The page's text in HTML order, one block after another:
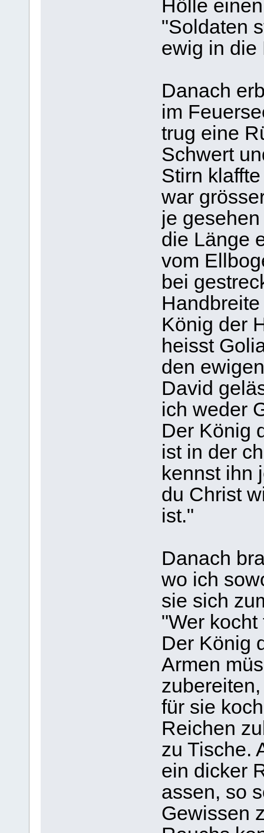
Hölle
"Soldaten
ewig in die
Danach
im
trug eine
Schwert
Stirn
war
je
die Länge
vom
bei
König der
heisst
den
David
ich weder
Der König
ist in der
kennst ihn
du Christ
ist."
Danach
wo ich
sie sich
"Wer
Der König
Armen
für sie
Reichen
zu Tische.
ein dicker
assen, so
Gewissen